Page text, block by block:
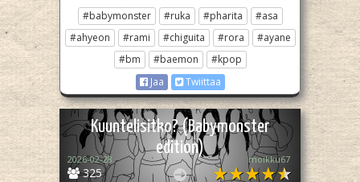
#babymonster #ruka #pharita
#asa
#ahyeon
#rami #chiguita #rora
#ayane
#bm
#baemon
#kpop
Jaa
Twiittaa
Kuuntelisitko? (Babymonster
edition)
325
2026-02-28 moikku67